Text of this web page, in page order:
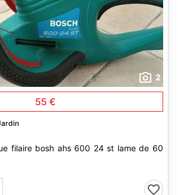
2
55 €
filaire bosh ahs 600 24 st lame de 60